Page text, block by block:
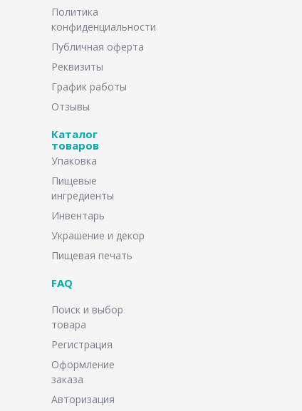
Политика
конфиденциальности
Публичная оферта
Реквизиты
График работы
Отзывы
Каталог
товаров
Упаковка
Пищевые
ингредиенты
Инвентарь
Украшение и декор
Пищевая печать
FAQ
Поиск и выбор
товара
Регистрация
Оформление
заказа
Авторизация